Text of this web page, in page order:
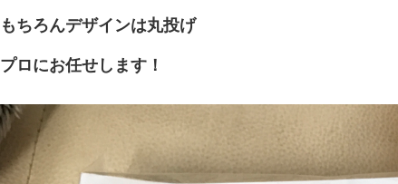
もちろんデザインは丸投げ
プロにお任せします！